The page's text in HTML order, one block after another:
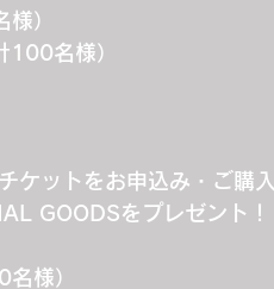
）
名様）
ケットをお申込み・ご購入
GOODSをプレゼント！
様）